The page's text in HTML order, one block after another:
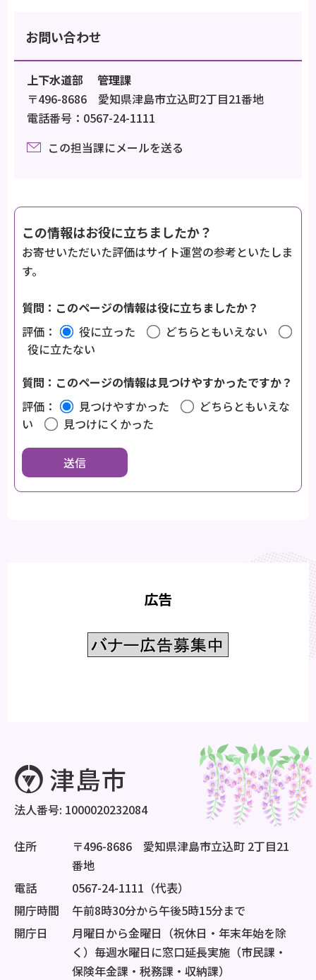
お問い合わせ
上下水道部 管理課
〒496-8686 愛知県津島市立込町2丁目21番地
電話番号：0567-24-1111
この担当課にメールを送る
この情報はお役に立ちましたか？
お寄せいただいた評価はサイト運営の参考といたしま
す。
質問：このページの情報は役に立ちましたか？
評価：
役に立った
どちらともいえない
役に立たない
質問：このページの情報は見つけやすかったですか？
評価：
見つけやすかった
どちらともいえな
い
見つけにくかった
広告
法人番号: 1000020232084
住所
〒496-8686 愛知県津島市立込町 2丁目21
番地
電話
0567-24-1111（代表）
開庁時間
午前8時30分から午後5時15分まで
開庁日
月曜日から金曜日（祝休日・年末年始を除
く）毎週水曜日に窓口延長実施（市民課・
保険年金課・税務課・収納課）